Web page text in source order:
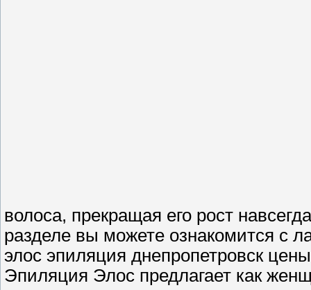
волоса, прекращая его рост
разделе вы можете ознакомится с
элос эпиляция днепропетровск
Эпиляция Элос предлагает как